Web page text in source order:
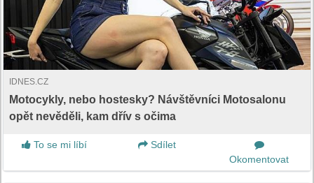
IDNES.CZ
Motocykly, nebo hostesky? Návštěvníci Motosalonu
opět nevěděli, kam dřív s očima
To se mi líbí
Sdílet
Okomentovat